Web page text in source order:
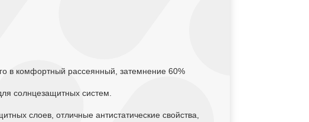
в комфортный рассеянный, затемнение 60%
солнцезащитных систем.
слоев, отличные антистатические свойства,